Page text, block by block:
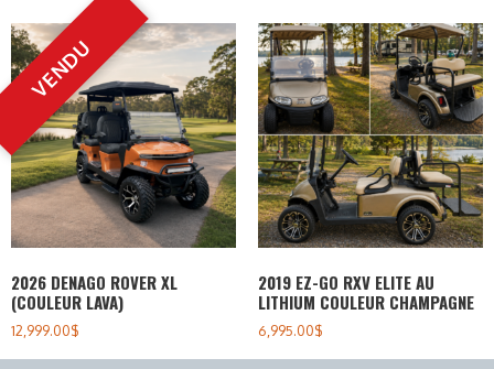
2026 DENAGO ROVER XL
(COULEUR LAVA)
12,999.00$
2019 EZ-GO RXV ELITE AU
LITHIUM COULEUR CHAMPAGNE
6,995.00$